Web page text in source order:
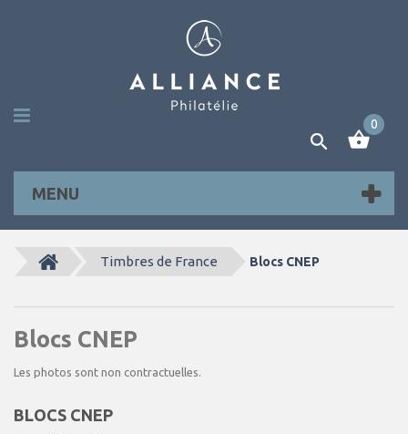
0
MENU
Timbres de France Blocs CNEP
Blocs CNEP
Les photos sont non contractuelles.
BLOCS CNEP